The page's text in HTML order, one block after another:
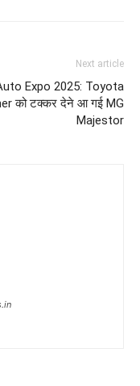
Next article
Expo 2025: Toyota
को टक्कर देने आ गई MG
Majestor